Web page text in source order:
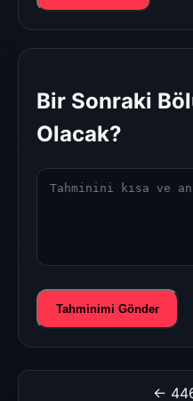
Bir Sonraki
Olacak?
Tahminimi Gönder
←